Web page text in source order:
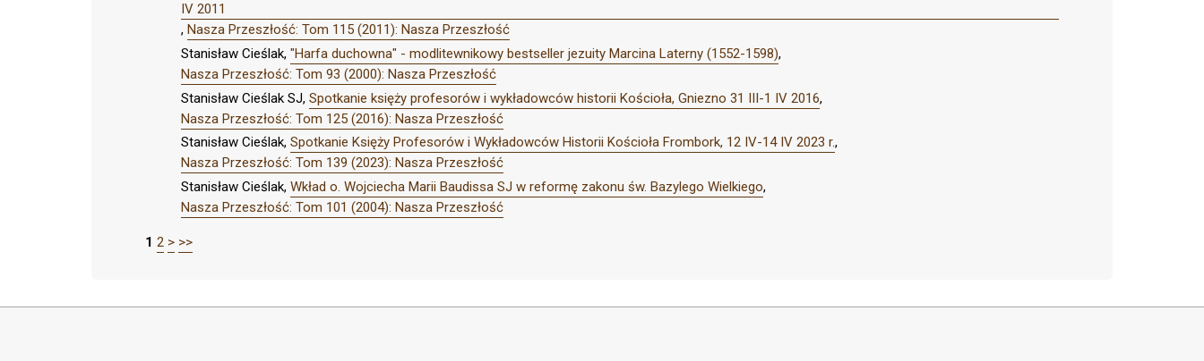
IV 2011
, Nasza Przeszłość: Tom 115 (2011): Nasza Przeszłość
Stanisław Cieślak, "Harfa duchowna" - modlitewnikowy bestseller jezuity Marcina Laterny (1552-1598),
Nasza Przeszłość: Tom 93 (2000): Nasza Przeszłość
Stanisław Cieślak SJ, Spotkanie księży profesorów i wykładowców historii Kościoła, Gniezno 31 III-1 IV 2016,
Nasza Przeszłość: Tom 125 (2016): Nasza Przeszłość
Stanisław Cieślak, Spotkanie Księży Profesorów i Wykładowców Historii Kościoła Frombork, 12 IV-14 IV 2023 r.,
Nasza Przeszłość: Tom 139 (2023): Nasza Przeszłość
Stanisław Cieślak, Wkład o. Wojciecha Marii Baudissa SJ w reformę zakonu św. Bazylego Wielkiego,
Nasza Przeszłość: Tom 101 (2004): Nasza Przeszłość
1 2 > >>